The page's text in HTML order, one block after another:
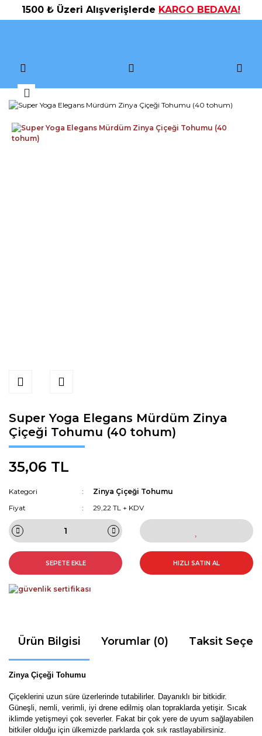
1500 ₺ Üzeri Alışverişlerde KARGO BEDAVA!
Super Yoga Elegans Mürdüm Zinya
Çiçeği Tohumu (40 tohum)
35,06 TL
Kategori
Zinya Çiçeği Tohumu
Fiyat
29,22 TL + KDV
SEPETE EKLE HIZLI SATIN AL
Ürün Bilgisi Yorumlar (0) Taksit
Zinya Çiçeği Tohumu
Çiçeklerini uzun süre üzerlerinde tutabilirler. Dayanıklı bir bitkidir.
Güneşli, nemli, verimli, iyi drene edilmiş olan topraklarda yetişir. Sıcak
iklimde yetişmeyi çok severler. Fakat bir çok yere de uyum sağlayabilen
bitkiler olduğu için ülkemizde parklarda çok sık rastlayabilirsiniz.